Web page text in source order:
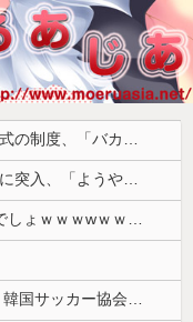
小学生の段階で人生を確定させるドイツ式の制度、「バカを振い落せるから合理的だ」と自惚れていた結果……
反斎藤知事派が本丸に攻め込まれる窮地に突入、「ようやく反撃のターンやね」と手際の良さに感心する人が続出中
【画像】 16歳でこのお◯ぱいはいかんでしょｗｗｗwｗｗｗｗｗｗｗｗ❤
海外「2002年も審判を買収したのか！」韓国サッカー協会による国際試合の審判買収が発覚し大騒ぎ！【海外の反応】